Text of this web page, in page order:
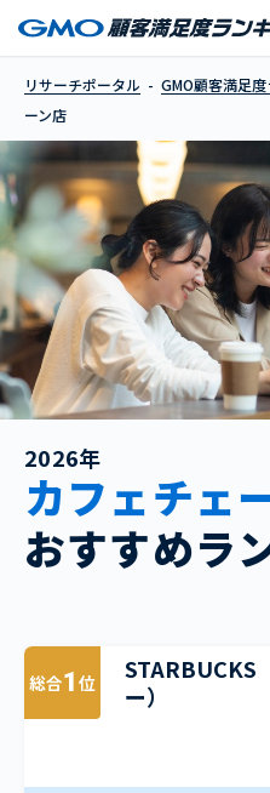
リサーチポータル GMO顧客満足
ーン店
2026年
カフェチェ
おすすめラ
総合1 位
STARBUCKS
ー）